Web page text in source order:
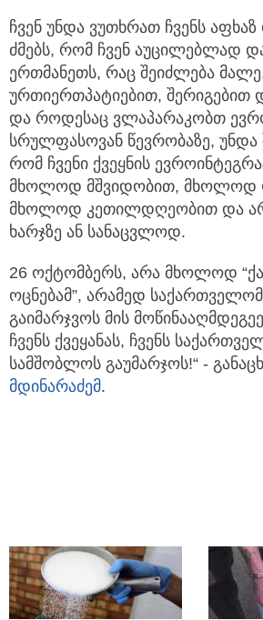
ჩვენ უნდა ვუთხრათ ჩვენს
ძმებს, რომ ჩვენ აუცილებლად
ერთმანეთს, რაც შეიძლება
ურთიერთპატიებით, შერიგებით
და როდესაც ვლაპარაკობთ
სრულფასოვან წევრობაზე, უნდა
რომ ჩვენი ქვეყნის
მხოლოდ მშვიდობით, მხოლოდ
მხოლოდ კეთილდღეობით და
ხარჯზე ან სანაცვლოდ.
26 ოქტომბერს, არა მხოლოდ
ოცნებამ”, არამედ
გაიმარჯვოს მის
ჩვენს ქვეყანას, ჩვენს
სამშობლოს გაუმარჯოს!“ -
მდინარაძემ.